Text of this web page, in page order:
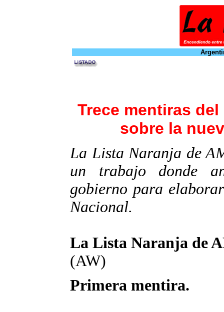
Trece mentiras
sobre la
La Lista Naranja de
un trabajo donde
gobierno para
Nacional.
La Lista Naranja de
(AW)
Primera mentira.